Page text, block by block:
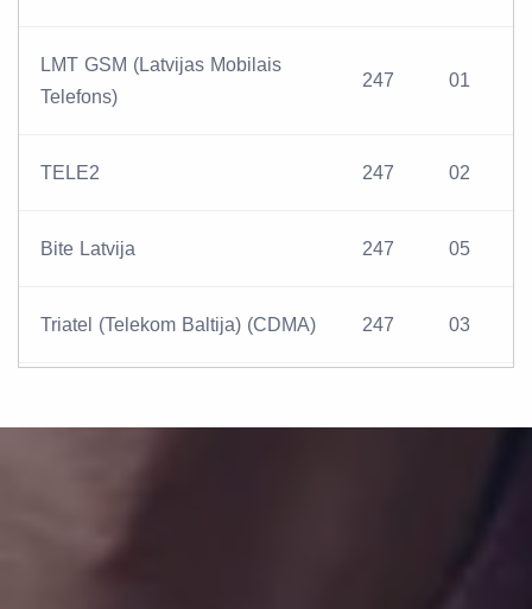
LMT GSM (Latvijas Mobilais
Telefons)
247 01
TELE2 247 02
Bite Latvija 247 05
Triatel (Telekom Baltija) (CDMA) 247 03